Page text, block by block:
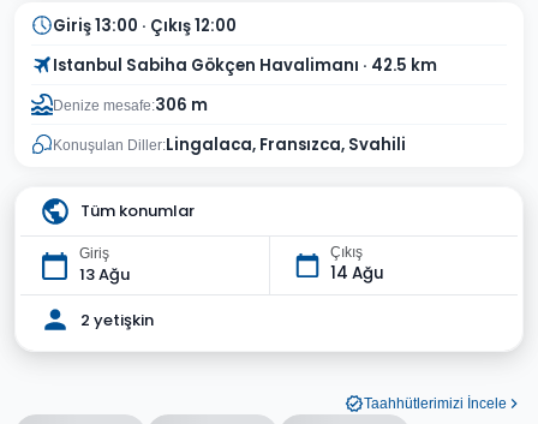
Giriş 13:00 · Çıkış 12:00
Istanbul Sabiha Gökçen Havalimanı · 42.5 km
Denize mesafe:306 m
Konuşulan Diller:Lingalaca, Fransızca, Svahili
Tüm konumlar
Giriş
13 Ağu
Çıkış
14 Ağu
2 yetişkin
Taahhütlerimizi İncele